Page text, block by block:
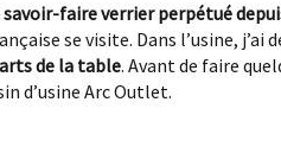
savoir-faire verrier perpétué
se visite. Dans l’usine, j’ai
de la table. Avant de faire
d’usine Arc Outlet.